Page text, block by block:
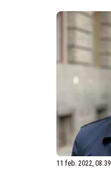
11 feb. 2022, 08:39